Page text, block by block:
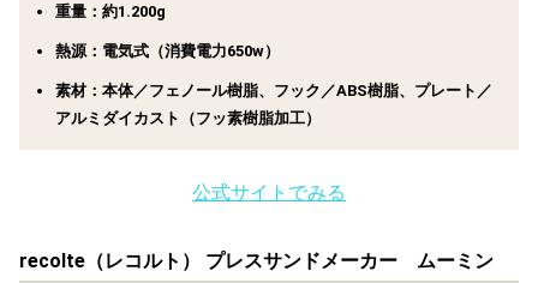
重量：約1.200g
熱源：電気式（消費電力650w）
素材：本体／フェノール樹脂、フック／ABS樹脂、プレート／
アルミダイカスト（フッ素樹脂加工）
公式サイトでみる
recolte（レコルト） プレスサンドメーカー ムーミン